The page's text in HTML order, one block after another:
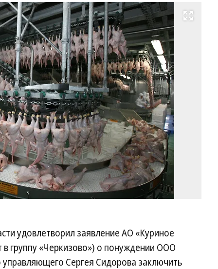
Развернуть на весь экран
удовлетворил заявление АО «Куриное
группу «Черкизово») о понуждении ООО
Сергея Сидорова заключить